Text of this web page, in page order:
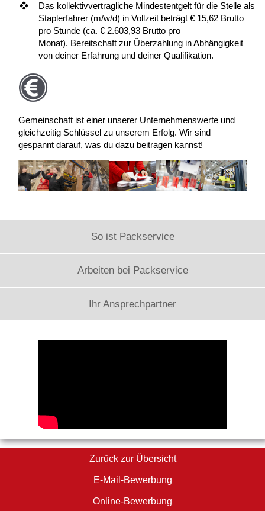
Das kollektivvertragliche Mindestentgelt für die Stelle als
Staplerfahrer (m/w/d) in Vollzeit beträgt € 15,62 Brutto
pro Stunde (ca. € 2.603,93 Brutto pro
Monat). Bereitschaft zur Überzahlung in Abhängigkeit
von deiner Erfahrung und deiner Qualifikation.
Gemeinschaft ist einer unserer Unternehmenswerte und
gleichzeitig Schlüssel zu unserem Erfolg. Wir sind
gespannt darauf, was du dazu beitragen kannst!
So ist Packservice
Arbeiten bei Packservice
Ihr Ansprechpartner
Zurück zur Übersicht
E-Mail-Bewerbung
Online-Bewerbung